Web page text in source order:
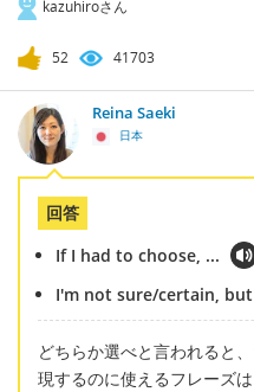
kazuhiroさん
52 41703
Reina Saeki
日本
回答
If I had to choose, ...
I'm not sure/certain,
どちらか選べと言われると
現するのに使えるフレーズ